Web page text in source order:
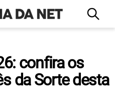
confira os
da Sorte desta